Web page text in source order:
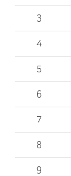
3
4
5
6
7
8
9